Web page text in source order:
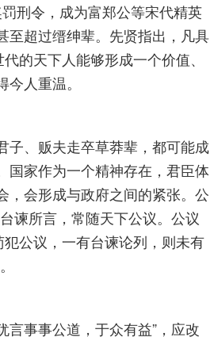
刑令，成为富郑公等宋代精英
至超过缙绅辈。先贤指出，凡具
的天下人能够形成一个价值、
人重温。
子、贩夫走卒草莽辈，都可能成
国家作为一个精神存在，君臣体
，会形成与政府之间的紧张。公
谏所言，常随天下公议。公议
公议，一有台谏论列，则未有
言事事公道，于众有益”，应改